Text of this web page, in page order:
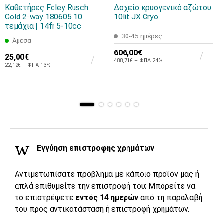
Καθετήρες Foley Rusch
Gold 2-way 180605 10
τεμάχια | 14fr 5-10cc
Άμεσα
25,00€
22,12€ + ΦΠΑ 13%
Δοχείο κρυογενικό αζώτου
10lit JX Cryo
30-45 ημέρες
606,00€
488,71€ + ΦΠΑ 24%
Εγγύηση επιστροφής χρημάτων
Αντιμετωπίσατε πρόβλημα με κάποιο προϊόν μας ή
απλά επιθυμείτε την επιστροφή του; Μπορείτε να
το επιστρέψετε εντός 14 ημερών από τη παραλαβή
του προς αντικατάσταση ή επιστροφή χρημάτων.